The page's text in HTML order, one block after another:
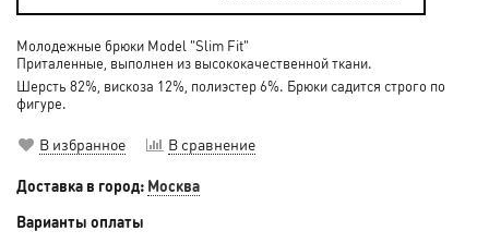
Молодежные брюки Model "Slim Fit"
Приталенные, выполнен из высококачественной ткани.
Шерсть 82%, вискоза 12%, полиэстер 6%. Брюки садится строго по
фигуре.
В избранное В сравнение
Доставка в город: Москва
Варианты оплаты